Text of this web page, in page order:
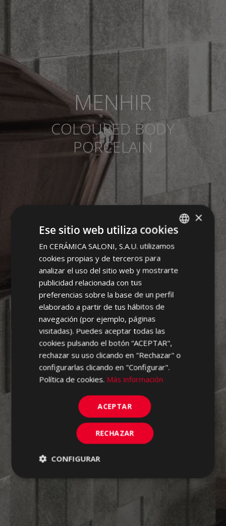
MENHIR
COLOURED BODY
PORCELAIN
SPANISH
ENGLISH
GERMAN
×
Ese sitio web utiliza cookies
En CERÁMICA SALONI, S.A.U. utilizamos
cookies propias y de terceros para
analizar el uso del sitio web y mostrarte
publicidad relacionada con tus
preferencias sobre la base de un perfil
elaborado a partir de tus hábitos de
navegación (por ejemplo, páginas
visitadas). Puedes aceptar todas las
cookies pulsando el botón “ACEPTAR",
rechazar su uso clicando en "Rechazar" o
configurarlas clicando en "Configurar".
Política de cookies. Más información
ACEPTAR
RECHAZAR
CONFIGURAR